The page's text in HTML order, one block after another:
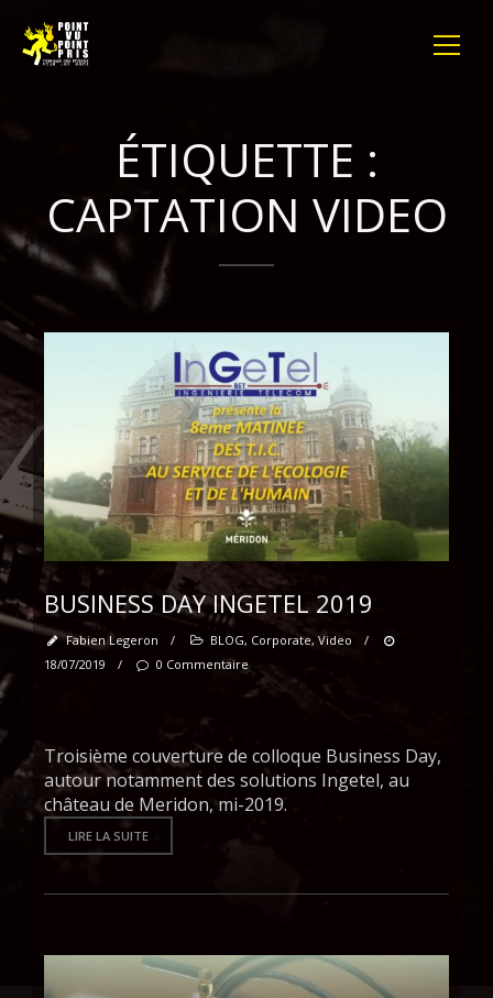
ÉTIQUETTE :
CAPTATION VIDEO
BUSINESS DAY INGETEL 2019
Fabien Legeron / BLOG, Corporate, Video
/
18/07/2019
/ 0 Commentaire
Troisième couverture de colloque Business Day,
autour notamment des solutions Ingetel, au
château de Meridon, mi-2019.
LIRE LA SUITE